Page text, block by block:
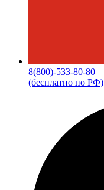
8(800)-533-80-80
(бесплатно по РФ)